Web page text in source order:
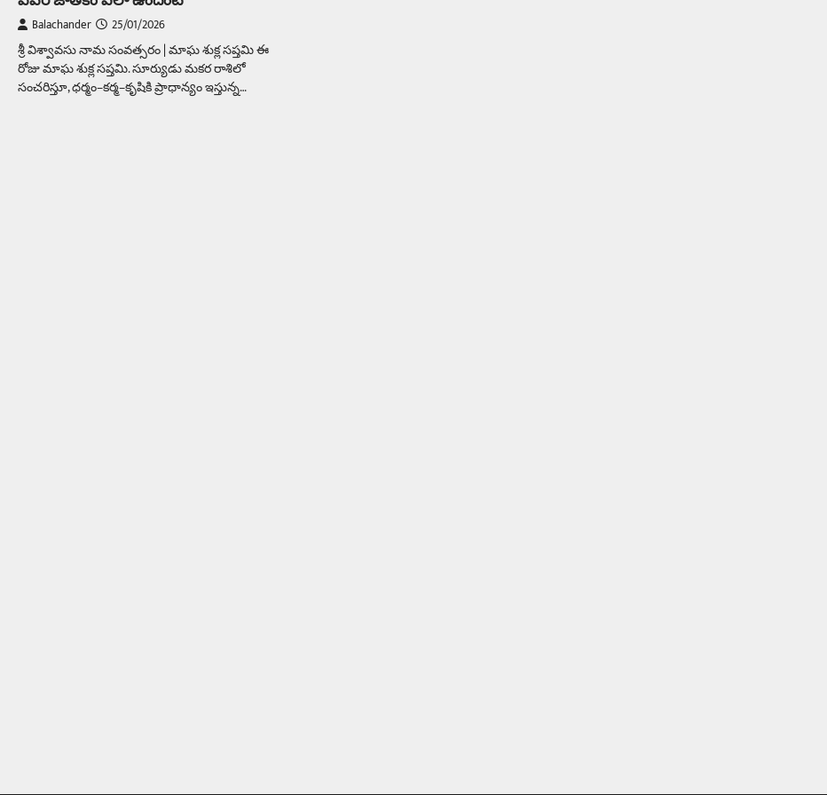
Balachander
25/01/2026
శ్రీ విశ్వావసు నామ సంవత్సరం | మాఘ శుక్ల సప్తమి ఈ
రోజు మాఘ శుక్ల సప్తమి. సూర్యుడు మకర రాశిలో
సంచరిస్తూ, ధర్మం–కర్మ–కృషికి ప్రాధాన్యం ఇస్తున్న…